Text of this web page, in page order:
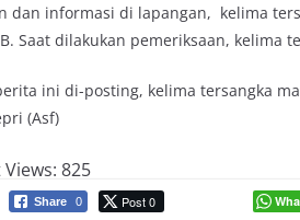
dan informasi di lapangan, kelima
Saat dilakukan pemeriksaan, kelima
ini di-posting, kelima tersangka
(Asf)
825
Share 0 Post 0